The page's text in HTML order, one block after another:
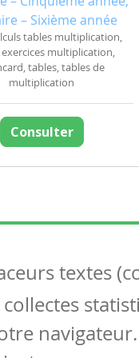
– Sixième année
tables multiplication,
exercices multiplication,
tables, tables de
multiplication
Consulter
textes